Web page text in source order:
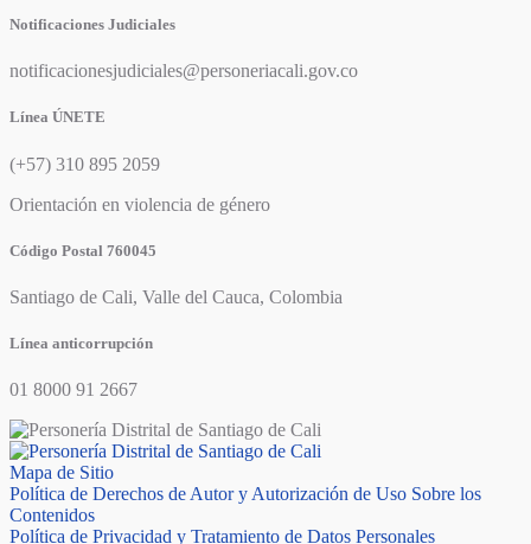
Notificaciones Judiciales
notificacionesjudiciales@personeriacali.gov.co
Línea ÚNETE
(+57) 310 895 2059
Orientación en violencia de género
Código Postal 760045
Santiago de Cali, Valle del Cauca, Colombia
Línea anticorrupción
01 8000 91 2667
Mapa de Sitio
Política de Derechos de Autor y Autorización de Uso Sobre los
Contenidos
Política de Privacidad y Tratamiento de Datos Personales